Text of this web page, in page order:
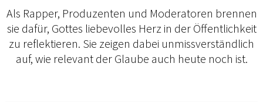
Als Rapper, Produzenten und Moderatoren brennen
sie dafür, Gottes liebevolles Herz in der Öffentlichkeit
zu reflektieren. Sie zeigen dabei unmissverständlich
auf, wie relevant der Glaube auch heute noch ist.